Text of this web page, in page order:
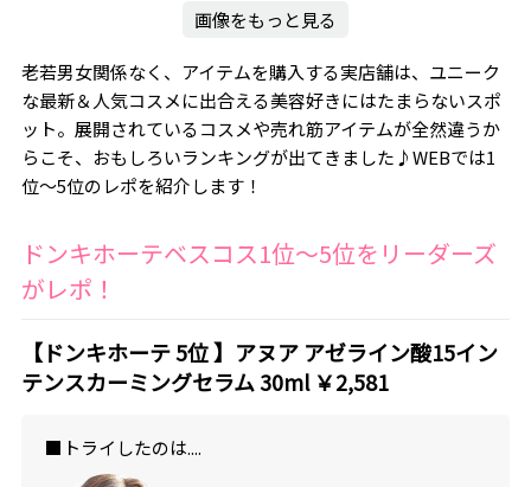
画像をもっと見る
老若男女関係なく、アイテムを購入する実店舗は、ユニーク
な最新＆人気コスメに出合える美容好きにはたまらないスポ
ット。展開されているコスメや売れ筋アイテムが全然違うか
らこそ、おもしろいランキングが出てきました♪WEBでは1
位〜5位のレポを紹介します！
ドンキホーテベスコス1位〜5位をリーダーズ
がレポ！
【ドンキホーテ5位 】アヌア アゼライン酸15イン
テンスカーミングセラム 30ml ￥2,581
■トライしたのは....